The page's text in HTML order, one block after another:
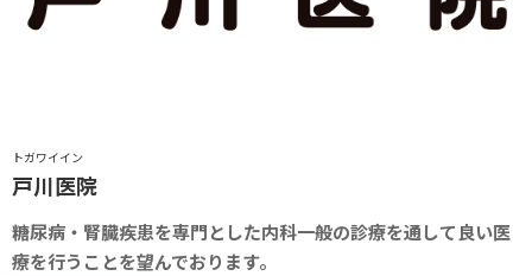
トガワイイン
戸川医院
糖尿病・腎臓疾患を専門とした内科一般の診療を通して良い医
療を行うことを望んでおります。